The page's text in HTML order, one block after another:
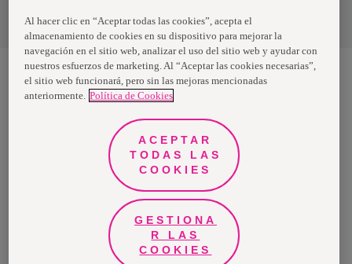
Términos y condiciones
Nosotras, una marca de Essity - una compañía global líder en
mundo, utilizan nuestros productos, servicios y soluciones. Nuestro
propósito es romper barreras por el bienestar en beneficio de
consumidores, pacientes, cuidadores, clientes y la sociedad en
general. Vendemos en aproximadamente 150 países bajo las
principales marcas globales TENA y Tork, así como otras marcas
como Actimove, Cutimed, JOBST, Knix, Leukoplast, Libero, Libresse,
Lotus, Modibodi, Nosotras, Saba, Tempo, TOM Organic y Zewa. En
2024, Essity tuvo ventas de aproximadamente 13 mil millones de
euros y empleó a 36,000 personas. La sede de la compañía está
ubicada en Estocolmo, Suecia, y Essity cotiza en Nasdaq Estocolmo.
Más información en www.essity.com.
Al hacer clic en “Aceptar todas las cookies”, acepta el
almacenamiento de cookies en su dispositivo para mejorar la
navegación en el sitio web, analizar el uso del sitio web y ayudar con
nuestros esfuerzos de marketing. Al “Aceptar las cookies necesarias”,
el sitio web funcionará, pero sin las mejoras mencionadas
anteriormente. Política de Cookies
ACEPTAR
TODAS LAS
COOKIES
GESTIONA
R LAS
COOKIES